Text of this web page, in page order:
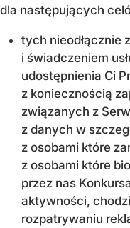
dla następujących
tych nieodłącznie
i świadczeniem
udostępnienia Ci
z koniecznością
związanych z
z danych w
z osobami które
z osobami które
przez nas
aktywności,
rozpatrywaniu